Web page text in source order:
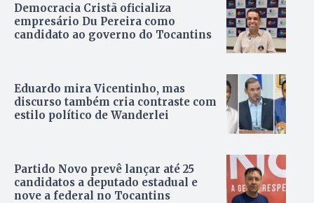
Democracia Cristã oficializa
empresário Du Pereira como
candidato ao governo do Tocantins
Eduardo mira Vicentinho, mas
discurso também cria contraste com
estilo político de Wanderlei
Partido Novo prevê lançar até 25
candidatos a deputado estadual e
nove a federal no Tocantins